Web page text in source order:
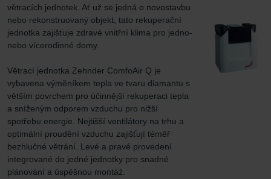
větracích jednotek. Ať už se jedná o novostavbu
nebo rekonstruovaný objekt, tato rekuperační
jednotka zajišťuje zdravé vnitřní klima pro jedno-
nebo vícerodinné domy.
Větrací jednotka Zehnder ComfoAir Q je
vybavena výměníkem tepla ve tvaru diamantu s
větším povrchem pro účinnější rekuperaci tepla
a sníženým odporem vzduchu pro nižší
spotřebu energie. Nejtišší ventilátory na trhu a
optimální proudění vzduchu zajišťují téměř
bezhlučné větrání. Levé a pravé provedení
integrované do jedné jednotky pro snadné
plánování a úspěšnou montáž.